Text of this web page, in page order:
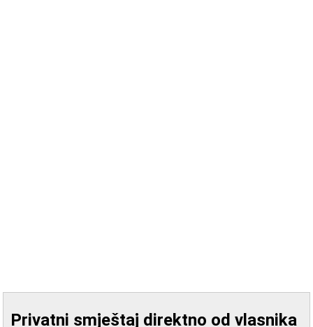
Privatni smještaj direktno od vlasnika